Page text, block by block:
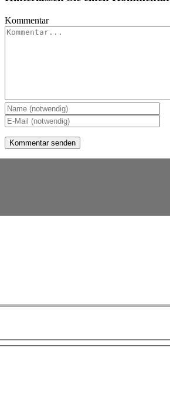
Kommentar